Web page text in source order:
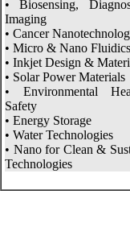
• Biosensing,
Imaging
• Cancer
• Micro & Nano Fluidics
• Inkjet Design &
• Solar Power Materials
• Environmental
Safety
• Energy Storage
• Water Technologies
• Nano for Clean &
Technologies